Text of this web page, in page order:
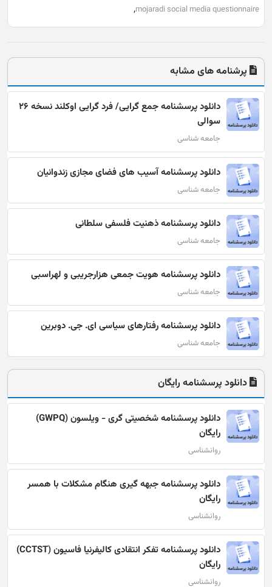
mojaradi social media questionnaire
,
پرشنامه های مشابه
دانلود پرسشنامه جمع گرایی/ فرد گرایی اوکلند نسخه ۲۶
سوالی
جامعه شناسی
دانلود پرسشنامه آسیب های فضای مجازی زندوانیان
جامعه شناسی
دانلود پرسشنامه ذهنیت فلسفی سلطانی
جامعه شناسی
دانلود پرسشنامه هویت جمعی هزارجریبی و لهراسبی
جامعه شناسی
دانلود پرسشنامه رفتارهای سیاسی ای. جی. دوبرین
جامعه شناسی
دانلود پرسشنامه رایگان
دانلود پرسشنامه شخصیتی گری - ویلسون (GWPQ)
رایگان
روانشناسی
دانلود پرسشنامه جبهه گیری هنگام مشکلات با همسر
رایگان
روانشناسی
دانلود پرسشنامه تفکر انتقادی کالیفرنیا فاسیون (CCTST)
رایگان
روانشناسی